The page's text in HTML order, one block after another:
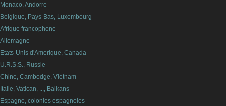
Monaco, Andorre
Belgique, Pays-Bas, Luxembourg
Afrique francophone
Allemagne
Etats-Unis d'Amerique, Canada
U.R.S.S., Russie
Chine, Cambodge, Vietnam
Italie, Vatican, ..., Balkans
Espagne, colonies espagnoles